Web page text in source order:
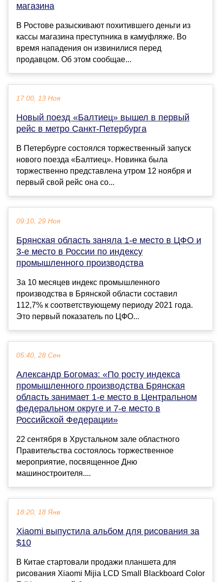
магазина
В Ростове разыскивают похитившего деньги из
кассы магазина преступника в камуфляже. Во
время нападения он извинилися перед
продавцом. Об этом сообщае...
17:00, 13 Ноя
Новый поезд «Балтиец» вышел в первый
рейс в метро Санкт-Петербурга
В Петербурге состоялся торжественный запуск
нового поезда «Балтиец». Новинка была
торжественно представлена утром 12 ноября и
первый свой рейс она со...
09:10, 29 Ноя
Брянская область заняла 1-е место в ЦФО и
3-е место в России по индексу
промышленного производства
За 10 месяцев индекс промышленного
производства в Брянской области составил
112,7% к соответствующему периоду 2021 года.
Это первый показатель по ЦФО...
05:40, 28 Сен
Александр Богомаз: «По росту индекса
промышленного производства Брянская
область занимает 1-е место в Центральном
федеральном округе и 7-е место в
Российской Федерации»
22 сентября в Хрустальном зале областного
Правительства состоялось торжественное
мероприятие, посвященное Дню
машиностроителя....
18:20, 18 Янв
Xiaomi выпустила альбом для рисования за
$10
В Китае стартовали продажи планшета для
рисования Xiaomi Mijia LCD Small Blackboard Color